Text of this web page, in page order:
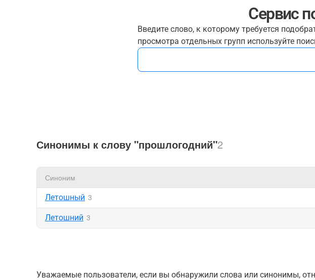
Сервис
Введите слово, к которому требуется
просмотра отдельных групп используйте
Синонимы к слову "прошлогодний"2
Синоним
Летошный 3
Летошний 3
Уважаемые пользователи, если вы обнаружили слова или синонимы,